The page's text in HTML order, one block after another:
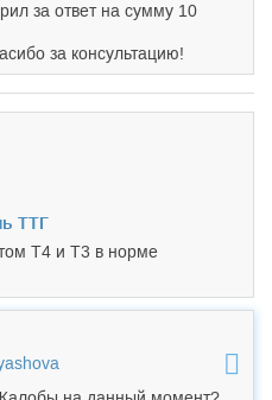
за ответ на сумму 10
за консультацию!
ТТГ
Т4 и Т3 в норме